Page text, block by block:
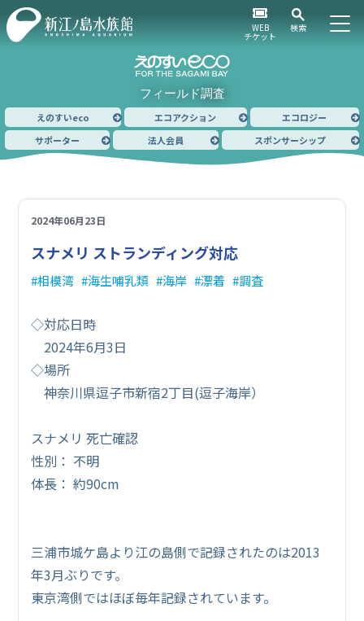
WEB
チケット
検索
フィールド調査
えのすいeco エコアクション
エコロジー
サポーター
法人会員 スポンサーシップ
2024年06月23日
スナメリ ストランディング対応
相模湾 海生哺乳類 海岸 漂着 調査
◇対応日時
2024年6月3日
◇場所
神奈川県逗子市新宿2丁目(逗子海岸）
スナメリ 死亡確認
性別： 不明
体長： 約90cm
三浦市城ケ島より江の島側で記録されたのは2013
年3月ぶりです。
東京湾側ではほぼ毎年記録されています。